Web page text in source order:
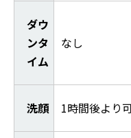
ダウ
ンタ
イム
なし
洗顔 1時間後より